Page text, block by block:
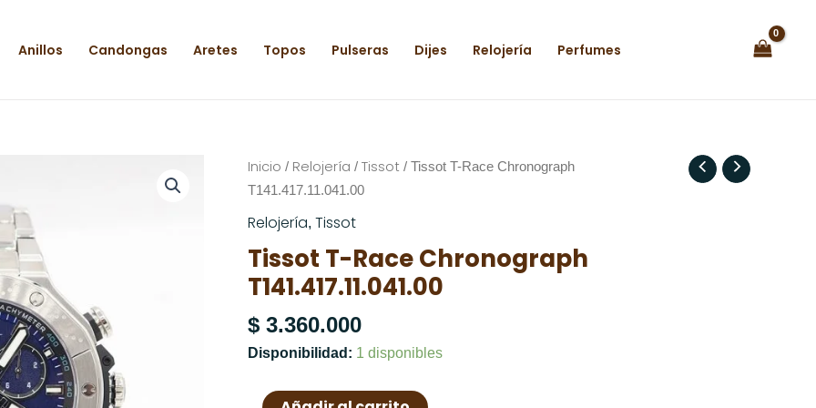
Anillos Candongas Aretes Topos Pulseras Dijes Relojería Perfumes
Inicio / Relojería / Tissot / Tissot T-Race Chronograph
T141.417.11.041.00
Relojería, Tissot
Tissot T-Race Chronograph
T141.417.11.041.00
$ 3.360.000
Disponibilidad: 1 disponibles
Tissot
T-
Chronograph
T141.417.11.041.00
cantidad